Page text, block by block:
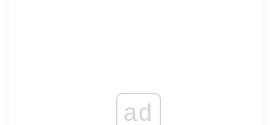
ad